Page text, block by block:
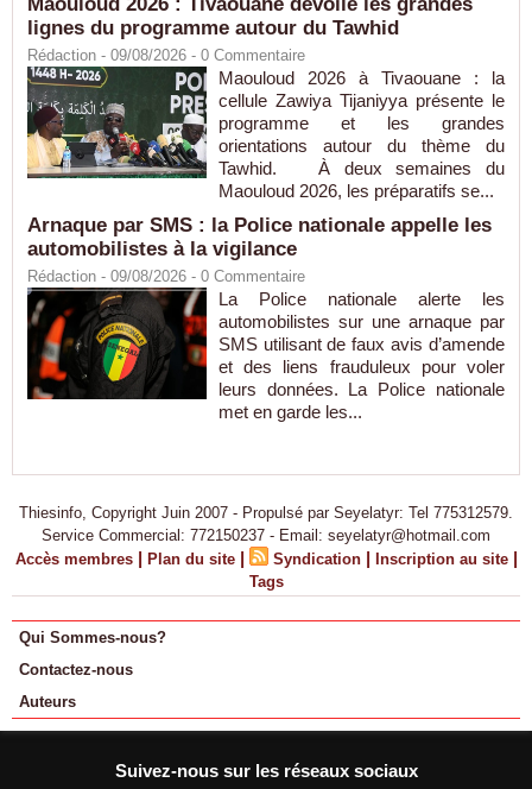
Maouloud 2026 : Tivaouane dévoile les grandes
lignes du programme autour du Tawhid
Rédaction - 09/08/2026 - 0 Commentaire
Maouloud 2026 à Tivaouane : la
cellule Zawiya Tijaniyya présente le
programme et les grandes
orientations autour du thème du
Tawhid. À deux semaines du
Maouloud 2026, les préparatifs se...
Arnaque par SMS : la Police nationale appelle les
automobilistes à la vigilance
Rédaction - 09/08/2026 - 0 Commentaire
La Police nationale alerte les
automobilistes sur une arnaque par
SMS utilisant de faux avis d’amende
et des liens frauduleux pour voler
leurs données. La Police nationale
met en garde les...
Thiesinfo, Copyright Juin 2007 - Propulsé par Seyelatyr: Tel 775312579.
Service Commercial: 772150237 - Email: seyelatyr@hotmail.com
Accès membres | Plan du site | Syndication | Inscription au site |
Tags
Qui Sommes-nous?
Contactez-nous
Auteurs
Suivez-nous sur les réseaux sociaux